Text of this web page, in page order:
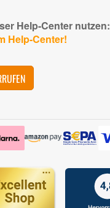
Help-Center nutzen:
Help-Center!